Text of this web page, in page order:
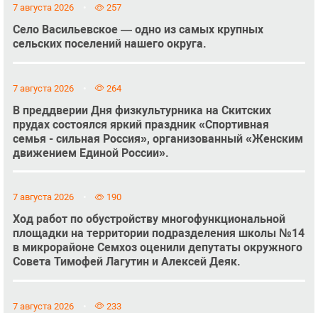
7 августа 2026 257
Село Васильевское — одно из самых крупных
сельских поселений нашего округа.
7 августа 2026 264
В преддверии Дня физкультурника на Скитских
прудах состоялся яркий праздник «Спортивная
семья - сильная Россия», организованный «Женским
движением Единой России».
7 августа 2026 190
Ход работ по обустройству многофункциональной
площадки на территории подразделения школы №14
в микрорайоне Семхоз оценили депутаты окружного
Совета Тимофей Лагутин и Алексей Деяк.
7 августа 2026 233